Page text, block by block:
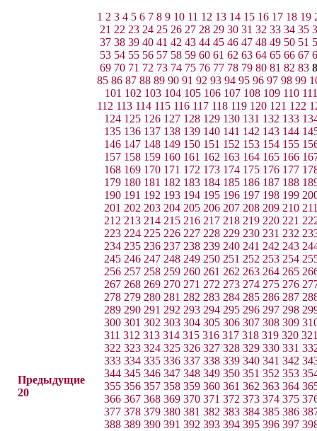
Предыдущие
20
1 2 3 4 5 6 7 8 9 10 11 12 13 14 15 16 17 18 19
21 22 23 24 25 26 27 28 29 30 31 32 33 34 35
37 38 39 40 41 42 43 44 45 46 47 48 49 50 51
53 54 55 56 57 58 59 60 61 62 63 64 65 66 67
69 70 71 72 73 74 75 76 77 78 79 80 81 82 83
85 86 87 88 89 90 91 92 93 94 95 96 97 98 99
101 102 103 104 105 106 107 108 109 110 111
112 113 114 115 116 117 118 119 120 121 122
124 125 126 127 128 129 130 131 132 133
135 136 137 138 139 140 141 142 143 144
146 147 148 149 150 151 152 153 154 155
157 158 159 160 161 162 163 164 165 166
168 169 170 171 172 173 174 175 176 177
179 180 181 182 183 184 185 186 187 188
190 191 192 193 194 195 196 197 198 199
201 202 203 204 205 206 207 208 209 210
212 213 214 215 216 217 218 219 220 221
223 224 225 226 227 228 229 230 231 232
234 235 236 237 238 239 240 241 242 243
245 246 247 248 249 250 251 252 253 254
256 257 258 259 260 261 262 263 264 265
267 268 269 270 271 272 273 274 275 276
278 279 280 281 282 283 284 285 286 287
289 290 291 292 293 294 295 296 297 298
300 301 302 303 304 305 306 307 308 309
311 312 313 314 315 316 317 318 319 320
322 323 324 325 326 327 328 329 330 331
333 334 335 336 337 338 339 340 341 342
344 345 346 347 348 349 350 351 352 353
355 356 357 358 359 360 361 362 363 364
366 367 368 369 370 371 372 373 374 375
377 378 379 380 381 382 383 384 385 386
388 389 390 391 392 393 394 395 396 397